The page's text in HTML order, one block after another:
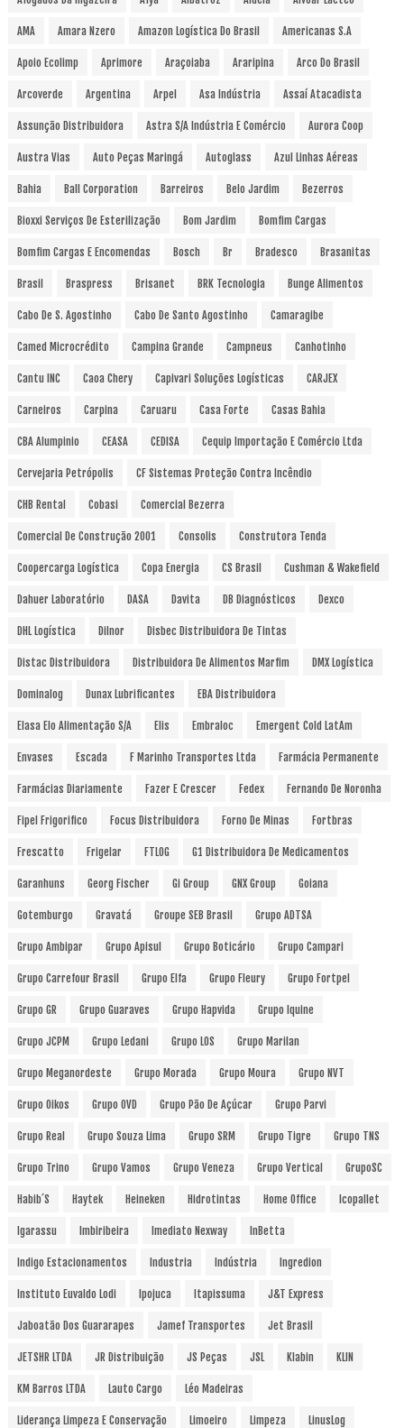
AMA Amara Nzero Amazon Logística Do Brasil Americanas S.A
Apoio Ecolimp Aprimore Araçoiaba Araripina Arco Do Brasil
Arcoverde Argentina Arpel Asa Indústria Assaí Atacadista
Assunção Distribuidora Astra S/A Indústria E Comércio Aurora Coop
Austra Vias Auto Peças Maringá Autoglass Azul Linhas Aéreas
Bahia Ball Corporation Barreiros Belo Jardim Bezerros
Bioxxi Serviços De Esterilização Bom Jardim Bomfim Cargas
Bomfim Cargas E Encomendas Bosch Br Bradesco Brasanitas
Brasil Braspress Brisanet BRK Tecnologia Bunge Alimentos
Cabo De S. Agostinho Cabo De Santo Agostinho Camaragibe
Camed Microcrédito Campina Grande Campneus Canhotinho
Cantu INC Caoa Chery Capivari Soluções Logísticas CARJEX
Carneiros Carpina Caruaru Casa Forte Casas Bahia
CBA Alumpinio CEASA CEDISA Cequip Importação E Comércio Ltda
Cervejaria Petrópolis CF Sistemas Proteção Contra Incêndio
CHB Rental Cobasi Comercial Bezerra
Comercial De Construção 2001 Consolis Construtora Tenda
Coopercarga Logística Copa Energia CS Brasil Cushman & Wakefield
Dahuer Laboratório DASA Davita DB Diagnósticos Dexco
DHL Logística Dilnor Disbec Distribuidora De Tintas
Distac Distribuidora Distribuidora De Alimentos Marfim DMX Logística
Dominalog Dunax Lubrificantes EBA Distribuidora
Elasa Elo Alimentação S/A Elis Embraloc Emergent Cold LatAm
Envases Escada F Marinho Transportes Ltda Farmácia Permanente
Farmácias Diariamente Fazer E Crescer Fedex Fernando De Noronha
Fipel Frigorifico Focus Distribuidora Forno De Minas Fortbras
Frescatto Frigelar FTLOG G1 Distribuidora De Medicamentos
Garanhuns Georg Fischer Gi Group GNX Group Goiana
Gotemburgo Gravatá Groupe SEB Brasil Grupo ADTSA
Grupo Ambipar Grupo Apisul Grupo Boticário Grupo Campari
Grupo Carrefour Brasil Grupo Elfa Grupo Fleury Grupo Fortpel
Grupo GR Grupo Guaraves Grupo Hapvida Grupo Iquine
Grupo JCPM Grupo Ledani Grupo LOS Grupo Marilan
Grupo Meganordeste Grupo Morada Grupo Moura Grupo NVT
Grupo Oikos Grupo OVD Grupo Pão De Açúcar Grupo Parvi
Grupo Real Grupo Souza Lima Grupo SRM Grupo Tigre Grupo TNS
Grupo Trino Grupo Vamos Grupo Veneza Grupo Vertical GrupoSC
Habib´s Haytek Heineken Hidrotintas Home Office Icopallet
Igarassu Imbiribeira Imediato Nexway InBetta
Indigo Estacionamentos Industria Indústria Ingredion
Instituto Euvaldo Lodi Ipojuca Itapissuma J&T Express
Jaboatão Dos Guararapes Jamef Transportes Jet Brasil
JETSHR LTDA JR Distribuição JS Peças JSL Klabin KLIN
KM Barros LTDA Lauto Cargo Léo Madeiras
Liderança Limpeza E Conservação Limoeiro Limpeza LinusLog